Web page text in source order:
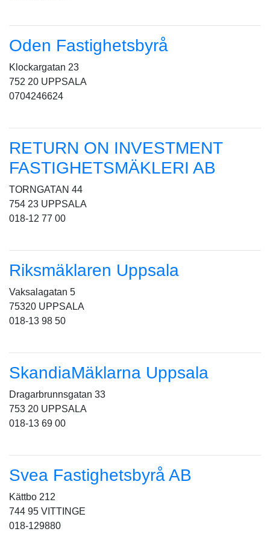
Oden Fastighetsbyrå
Klockargatan 23
752 20 UPPSALA
0704246624
RETURN ON INVESTMENT
FASTIGHETSMÄKLERI AB
TORNGATAN 44
754 23 UPPSALA
018-12 77 00
Riksmäklaren Uppsala
Vaksalagatan 5
75320 UPPSALA
018-13 98 50
SkandiaMäklarna Uppsala
Dragarbrunnsgatan 33
753 20 UPPSALA
018-13 69 00
Svea Fastighetsbyrå AB
Kättbo 212
744 95 VITTINGE
018-129880